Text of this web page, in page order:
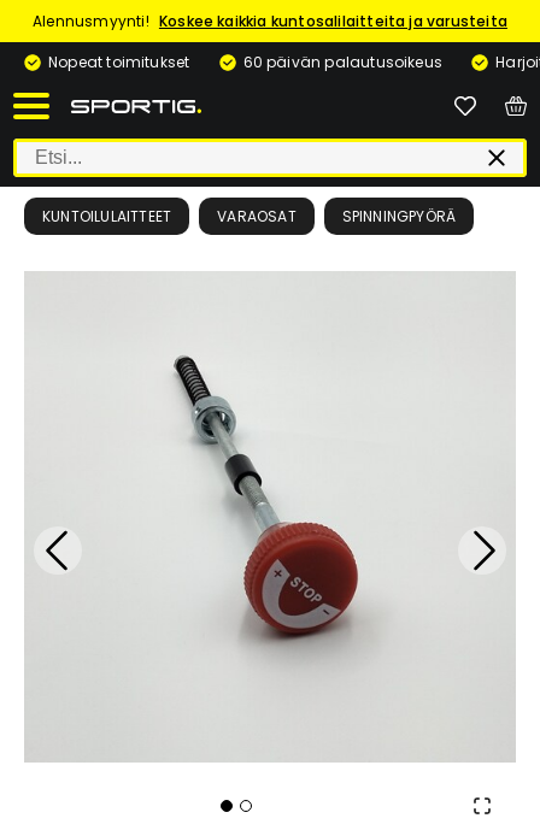
Alennusmyynti! Koskee kaikkia kuntosalilaitteita ja varusteita
Nopeat toimitukset
60 päivän palautusoikeus
KUNTOILULAITTEET VARAOSAT SPINNINGPYÖRÄ